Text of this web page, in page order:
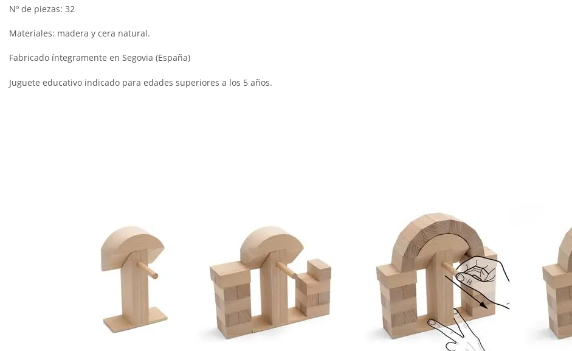
Nº de piezas: 32
Materiales: madera y cera natural.
Fabricado íntegramente en Segovia (España)
Juguete educativo indicado para edades superiores a los 5 años.